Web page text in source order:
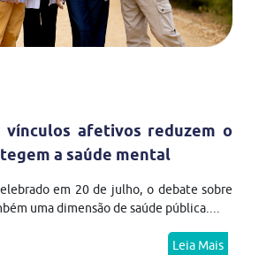
vínculos afetivos reduzem o
a saúde mental
em 20 de julho, o debate sobre
uma dimensão de saúde pública....
Leia Mais